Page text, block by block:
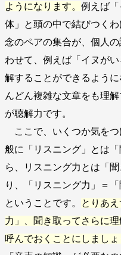
ようになります。 例えば
体」と頭の中で結びつく
念のペアの集合が、個人
わせて、例えば「イヌが
解することができるよう
んどん複雑な文章をも理
が聴解力です。
ここで、いくつか気をつ
般に「リスニング」とは
ら、リスニング力とは「
り、「リスニング力」＝
ということです。
とりあ
力」、聞き取ってさらに
呼んでおくことにしましょ